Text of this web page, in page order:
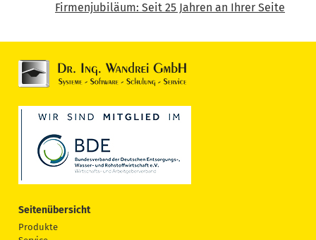
Firmenjubiläum: Seit 25 Jahren an Ihrer Seite
Seitenübersicht
Produkte